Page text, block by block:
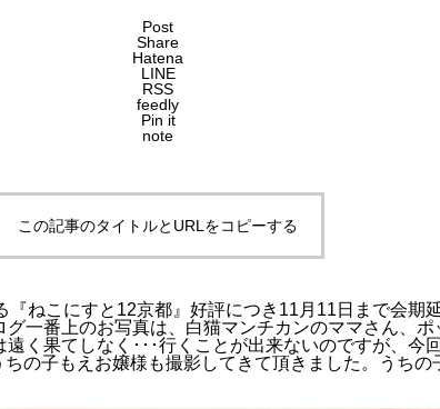
Post
Share
Hatena
LINE
RSS
feedly
Pin it
note
この記事のタイトルとURLをコピーする
ねこにすと12京都』好評につき11月11日まで会期延
一番上のお写真は、白猫マンチカンのママさん、
く果てしなく･･･行くことが出来ないのですが、今
の子もえお嬢様も撮影してきて頂きました。うちの